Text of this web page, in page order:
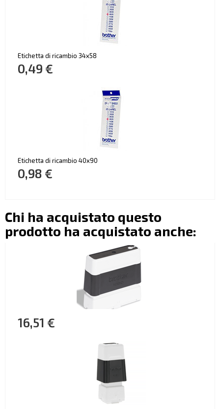
Etichetta di ricambio 34x58
0,49 €
Etichetta di ricambio 40x90
0,98 €
Chi ha acquistato questo
prodotto ha acquistato anche:
16,51 €